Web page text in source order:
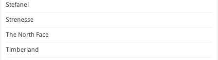
Stefanel
Strenesse
The North Face
Timberland